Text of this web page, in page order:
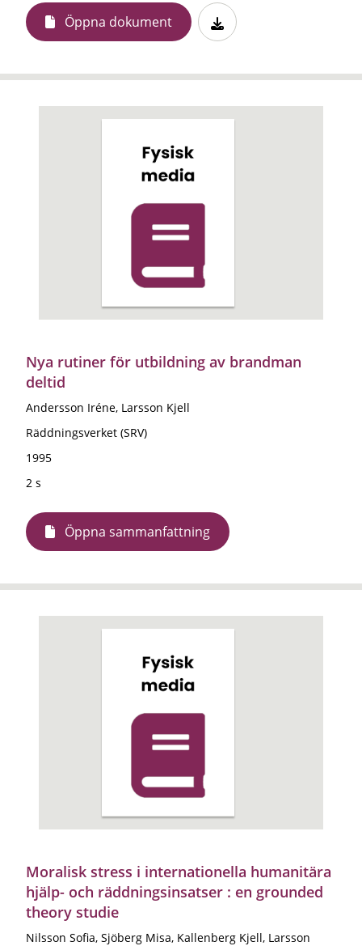
Öppna dokument
Nya rutiner för utbildning av brandman
deltid
Andersson Iréne, Larsson Kjell
Räddningsverket (SRV)
1995
2 s
Öppna sammanfattning
Moralisk stress i internationella humanitära
hjälp- och räddningsinsatser : en grounded
theory studie
Nilsson Sofia, Sjöberg Misa, Kallenberg Kjell, Larsson